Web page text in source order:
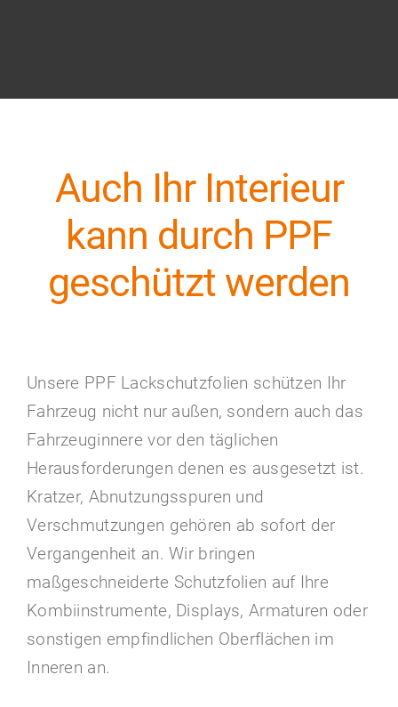
Auch Ihr Interieur
kann durch PPF
geschützt werden
Unsere PPF Lackschutzfolien schützen Ihr
Fahrzeug nicht nur außen, sondern auch das
Fahrzeuginnere vor den täglichen
Herausforderungen denen es ausgesetzt ist.
Kratzer, Abnutzungsspuren und
Verschmutzungen gehören ab sofort der
Vergangenheit an. Wir bringen
maßgeschneiderte Schutzfolien auf Ihre
Kombiinstrumente, Displays, Armaturen oder
sonstigen empfindlichen Oberflächen im
Inneren an.